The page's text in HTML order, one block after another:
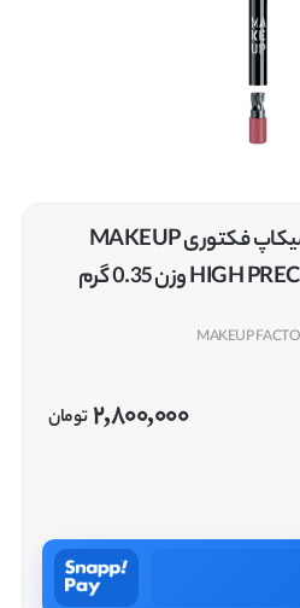
مداد لب پیچی شماره 18 میکاپ فکتوری MAKEUP
2,800,000 تومان